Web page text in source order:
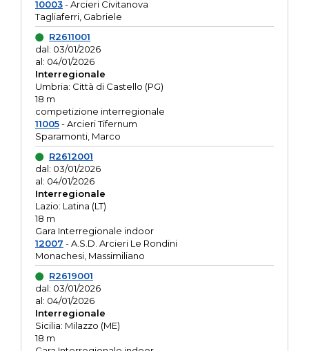
10003- Arcieri Civitanova
Tagliaferri, Gabriele
R2611001
dal: 03/01/2026
al: 04/01/2026
Interregionale
Umbria: Città di Castello (PG)
18 m
competizione interregionale
11005- Arcieri Tifernum
Sparamonti, Marco
R2612001
dal: 03/01/2026
al: 04/01/2026
Interregionale
Lazio: Latina (LT)
18 m
Gara Interregionale indoor
12007 - A.S.D. Arcieri Le Rondini
Monachesi, Massimiliano
R2619001
dal: 03/01/2026
al: 04/01/2026
Interregionale
Sicilia: Milazzo (ME)
18 m